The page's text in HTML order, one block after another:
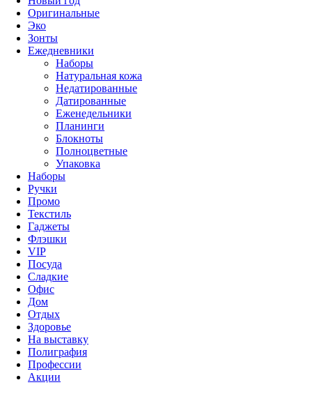
Оригинальные
Эко
Зонты
Ежедневники
Наборы
Натуральная кожа
Недатированные
Датированные
Еженедельники
Планинги
Блокноты
Полноцветные
Упаковка
Наборы
Ручки
Промо
Текстиль
Гаджеты
Флэшки
VIP
Посуда
Сладкие
Офис
Дом
Отдых
Здоровье
На выставку
Полиграфия
Профессии
Акции